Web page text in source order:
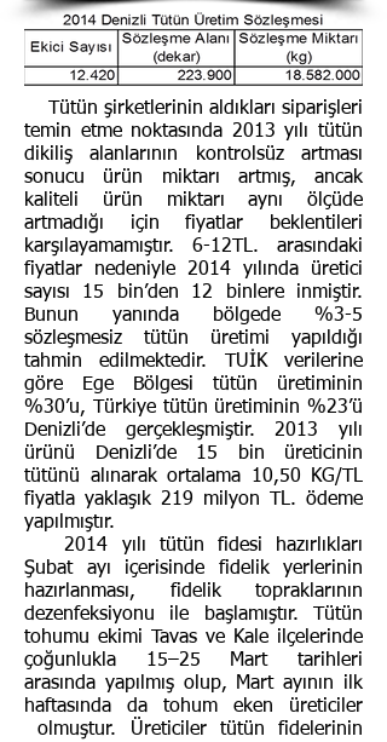
Tütün şirketlerinin aldıkları siparişleri
temin etme noktasında 2013 yılı tütün
dikiliş alanlarının kontrolsüz artması
sonucu ürün miktarı artmış, ancak
kaliteli ürün miktarı aynı ölçüde
artmadığı için fiyatlar beklentileri
karşılayamamıştır. 6-12TL. arasındaki
fiyatlar nedeniyle 2014 yılında üretici
sayısı 15 bin’den 12 binlere inmiştir.
Bunun yanında bölgede %3-5
sözleşmesiz tütün üretimi yapıldığı
tahmin edilmektedir. TUİK verilerine
göre Ege Bölgesi tütün üretiminin
%30’u, Türkiye tütün üretiminin %23’ü
Denizli’de gerçekleşmiştir.2013 yılı
ürünü Denizli’de 15 bin üreticinin
tütünü alınarak ortalama 10,50 KG/TL
fiyatla yaklaşık 219 milyon TL. ödeme
yapılmıştır.
2014 yılı tütün fidesi hazırlıkları
Şubat ayı içerisinde fidelik yerlerinin
hazırlanması, fidelik topraklarının
dezenfeksiyonu ile başlamıştır. Tütün
tohumu ekimi Tavas ve Kale ilçelerinde
çoğunlukla 15–25 Mart tarihleri
arasında yapılmış olup, Mart ayının ilk
haftasında da tohum eken üreticiler
olmuştur. Üreticiler tütün fidelerinin